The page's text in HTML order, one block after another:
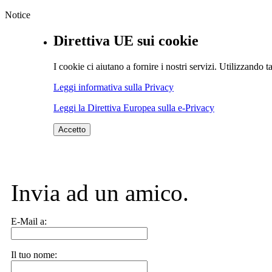
Notice
Direttiva UE sui cookie
I cookie ci aiutano a fornire i nostri servizi. Utilizzando
Leggi informativa sulla Privacy
Leggi la Direttiva Europea sulla e-Privacy
Accetto
Invia ad un amico.
E-Mail a:
Il tuo nome: